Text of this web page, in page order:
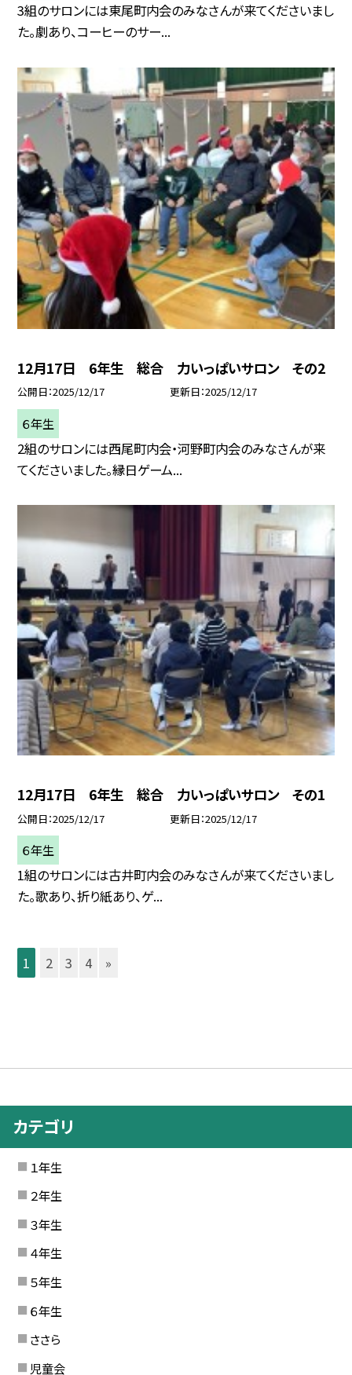
3組のサロンには東尾町内会のみなさんが来てくださいまし
た。劇あり、コーヒーのサー...
12月17日 6年生 総合 力いっぱいサロン その2
公開日 2025/12/17 更新日 2025/12/17
６年生
2組のサロンには西尾町内会・河野町内会のみなさんが来
てくださいました。縁日ゲーム...
12月17日 6年生 総合 力いっぱいサロン その1
公開日 2025/12/17 更新日 2025/12/17
６年生
1組のサロンには古井町内会のみなさんが来てくださいまし
た。歌あり、折り紙あり、ゲ...
1 2 3 4 »
カテゴリ
１年生
２年生
３年生
４年生
５年生
６年生
ささら
児童会